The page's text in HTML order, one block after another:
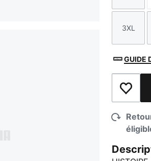
Taille
3XL
GUIDE